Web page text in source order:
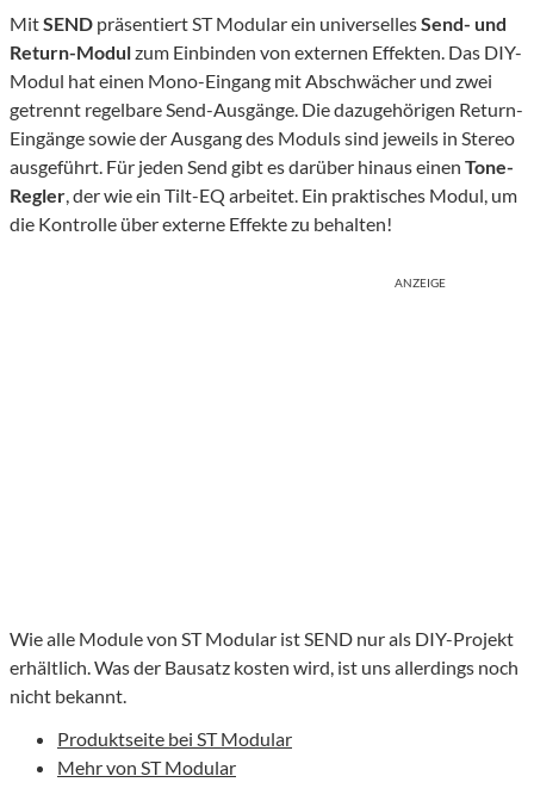
MitSEND präsentiert ST Modular ein universellesSend- und
Return-Modulzum Einbinden von externen Effekten. Das DIY-
Modul hat einen Mono-Eingang mit Abschwächer und zwei
getrennt regelbare Send-Ausgänge. Die dazugehörigen Return-
Eingänge sowie der Ausgang des Moduls sind jeweils in Stereo
ausgeführt. Für jeden Send gibt es darüber hinaus einen Tone-
Regler , der wie ein Tilt-EQ arbeitet. Ein praktisches Modul, um
die Kontrolle über externe Effekte zu behalten!
ANZEIGE
Wie alle Module von ST Modular ist SEND nur als DIY-Projekt
erhältlich. Was der Bausatz kosten wird, ist uns allerdings noch
nicht bekannt.
Produktseite bei ST Modular
Mehr von ST Modular